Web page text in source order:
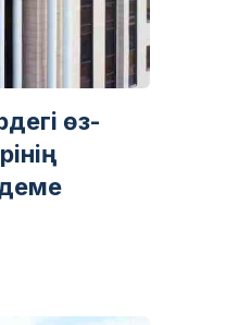
өз-